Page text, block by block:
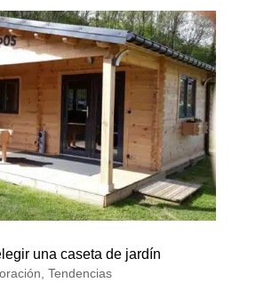
una caseta de jardín
Tendencias